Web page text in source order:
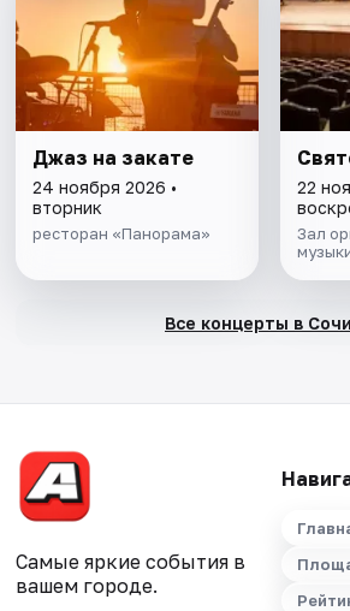
Джаз на закате
24 ноября 2026 •
вторник
ресторан «Панорама»
22
Зал
Все концерты в Сочи
Самые яркие события в
вашем городе.